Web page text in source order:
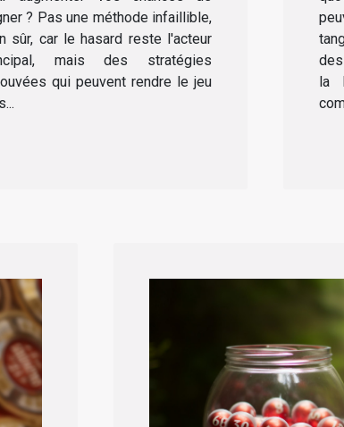
? Pas une méthode infaillible,
sûr, car le hasard reste l'acteur
mais des stratégies
qui peuvent rendre le jeu
la